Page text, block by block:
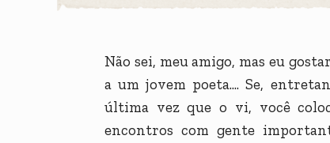
Não sei, meu amigo, mas eu
a um jovem poeta.... Se,
última vez que o vi, você
encontros com gente